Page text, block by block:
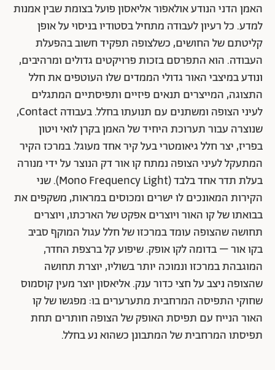
האמן הדני הנודע אולאפור אליאסון פועל בצומת שבין אמנות
למדע. כל רעיון לעבודה מתחיל בסטודיו בניסוי על אופן
קליטתם של החושים, כשלצופה תפקיד חשוב בהפעלת
העבודה. הוא התפרסם בזכות פרויקטים גדולים ומרהיבים,
ונודע במיצבי האור גדולי הממדים שלו העוטפים את חלל
התצוגה, המייצרים תנאים פיזיים ותפיסתיים המתגלים
לעיני הצופה ומשתנים עם תנועתו בחלל. בעבודה Contact,
שנוצרה עבור תערוכת היחיד של האמן בקרן לואי ויטון
בפריז, יצר חלל גיאומטרי בעל קיר אחד מעוגל. במרכז הקיר
המתעקל לעיני הצופה נמתח קו אור דק הנוצר על ידי מנורה
בעלת תדר אחד בלבד (Mono Frequency Light). שני
הקירות המאונכים לו ישרים ומכוסים במראות, משקפים את
בבואתו של קו האור ויוצרים אפקט של הארכתו, ויוצרים
תחושה שהצופה עומד במרכזו של חלל עגול המוקף סביב
בקו אור – בדומה לקו אופק. שיפוע קל ברצפת החדר,
המוגבהת במרכזו ונמוכה יותר בשוליו, יוצרת תחושה
שהצופה ניצב על חצי כדור ענק. אליאסון יוצר מעין קוסמוס
שחוקי התפיסה המרחבית מתערערים בו: מפגשו של קו
האור הנייח עם תפיסת האופק של הצופה חותרים תחת
תפיסתו המרחבית של המתבונן כשהוא נע בחלל.